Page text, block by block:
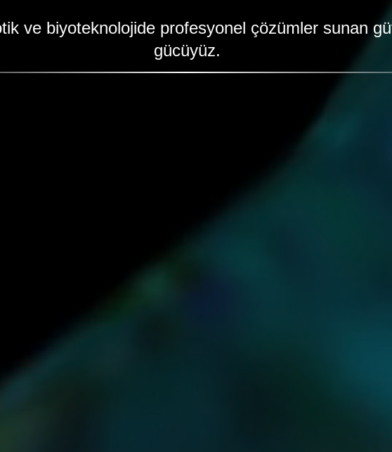
ve biyoteknolojide profesyonel çözümler sunan
gücüyüz.